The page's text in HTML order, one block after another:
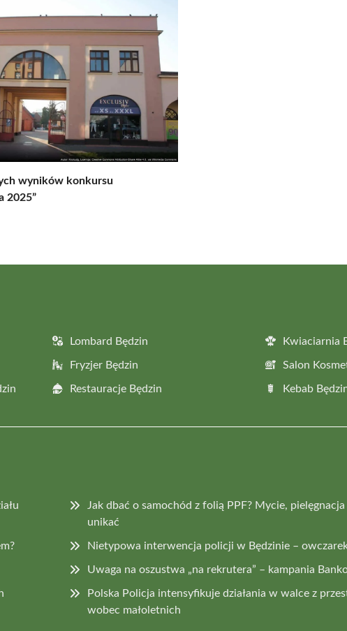
wyników konkursu
2025”
Lombard Będzin Kwiaciarnia
Fryzjer Będzin Salon
Restauracje Będzin Kebab
Jak dbać o samochód z folią PPF? Mycie,
unikać
Nietypowa interwencja policji w Będzinie –
Uwaga na oszustwa „na rekrutera” – kampania
Polska Policja intensyfikuje działania w walce z
wobec małoletnich